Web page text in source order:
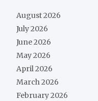
August 2026
July 2026
June 2026
May 2026
April 2026
March 2026
February 2026